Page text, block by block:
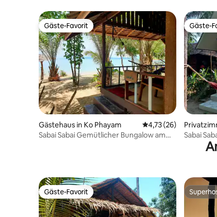
Gäste-Favorit
Gäste-Favorit
Gästehaus in Ko Phayam Durchschnittliche
4,73 (26)
Sabai Sabai Gemütlicher Bungalow am
Gäste-
Gäste-
Sabai
Meerblick
Gäste-Favorit
Gäste-Favorit